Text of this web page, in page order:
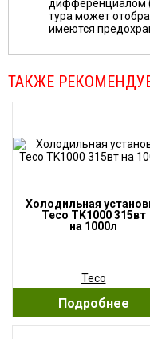
дифференциалом
тура может
имеются
ТАКЖЕ
Холодильная
Teco TK1000 315вт
на 1000л
Teco
Подробнее